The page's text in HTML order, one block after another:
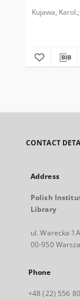
Kujawa, Karol.
CONTACT
Address
Polish
Library
ul. Warecka 1A
00-950
Phone
+48 (22) 556